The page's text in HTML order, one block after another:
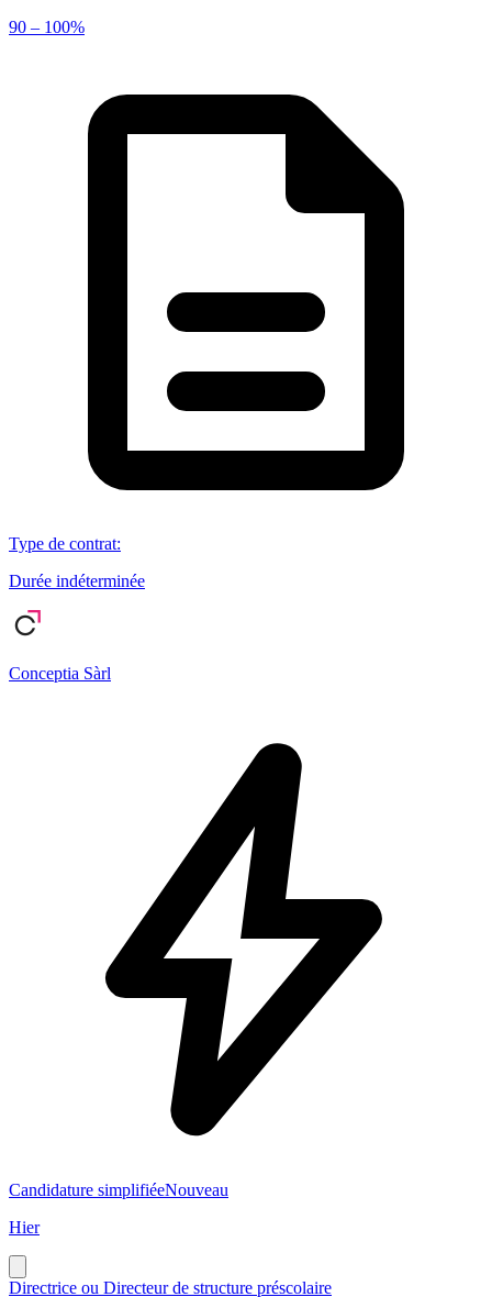
90 – 100%
Type de contrat:
Durée indéterminée
Conceptia Sàrl
Candidature simplifiéeNouveau
Hier
Directrice ou Directeur de structure préscolaire